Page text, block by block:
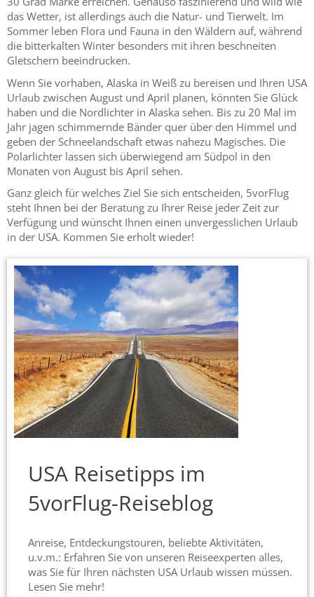
das Wetter, ist allerdings auch die Natur- und Tierwelt. Im
Sommer leben Flora und Fauna in den Wäldern auf, während
die bitterkalten Winter besonders mit ihren beschneiten
Gletschern beeindrucken.
Wenn Sie vorhaben, Alaska in Weiß zu bereisen und Ihren USA
Urlaub zwischen August und April planen, könnten Sie Glück
haben und die Nordlichter in Alaska sehen. Bis zu 20 Mal im
Jahr jagen schimmernde Bänder quer über den Himmel und
geben der Schneelandschaft etwas nahezu Magisches. Die
Polarlichter lassen sich überwiegend am Südpol in den
Monaten von August bis April sehen.
Ganz gleich für welches Ziel Sie sich entscheiden, 5vorFlug
steht Ihnen bei der Beratung zu Ihrer Reise jeder Zeit zur
Verfügung und wünscht Ihnen einen unvergesslichen Urlaub
in der USA. Kommen Sie erholt wieder!
USA Reisetipps im
5vorFlug-Reiseblog
Anreise, Entdeckungstouren, beliebte Aktivitäten,
u.v.m.: Erfahren Sie von unseren Reiseexperten alles,
was Sie für Ihren nächsten USA Urlaub wissen müssen.
Lesen Sie mehr!